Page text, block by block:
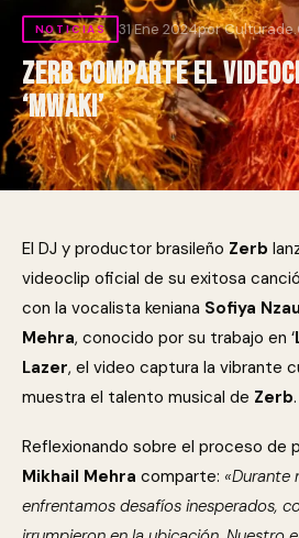
NOTICIAS 31 Ene 2024por
Zerb comparte el
‘Mwaki’
El DJ y productor brasileño Zerb
videoclip oficial de su exitosa
con la vocalista keniana Sofiya Nzau
Mehra, conocido por su trabajo en ‘
Lazer, el video captura la vibrante
muestra el talento musical de Zerb.
Reflexionando sobre el proceso de
Mikhail Mehra comparte: «Durante
enfrentamos desafíos inesperados,